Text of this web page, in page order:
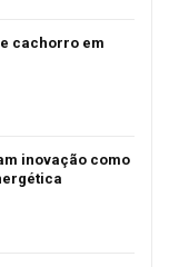
cachorro em
inovação como